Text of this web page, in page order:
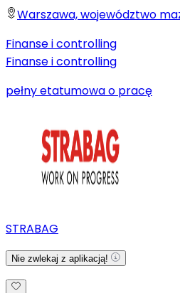
Warszawa, województwo
Finanse i controlling
Finanse i controlling
pełny etatumowa o pracę
STRABAG
Nie zwlekaj z aplikacją!